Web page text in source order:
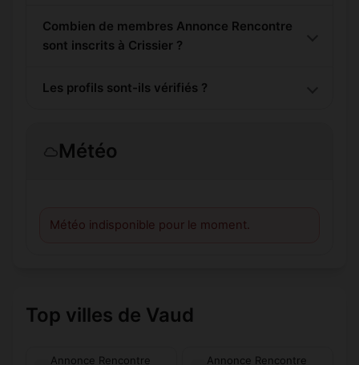
Combien de membres Annonce Rencontre
sont inscrits à Crissier ?
Les profils sont-ils vérifiés ?
Météo
Météo indisponible pour le moment.
Top villes de Vaud
Annonce Rencontre
Annonce Rencontre